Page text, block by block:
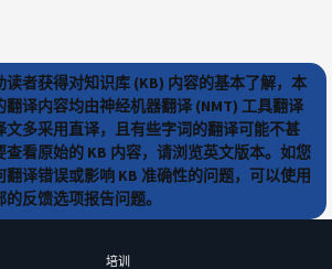
读者获得对知识库 (KB) 内容的基本了解，本
翻译内容均由神经机器翻译 (NMT) 工具翻译
文多采用直译，且有些字词的翻译可能不甚
查看原始的 KB 内容，请浏览英文版本。如您
翻译错误或影响 KB 准确性的问题，可以使用
反馈选项报告问题。
培训